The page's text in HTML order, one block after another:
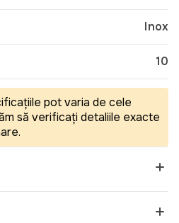
Inox
10
pot varia de cele
să verificați detaliile exacte